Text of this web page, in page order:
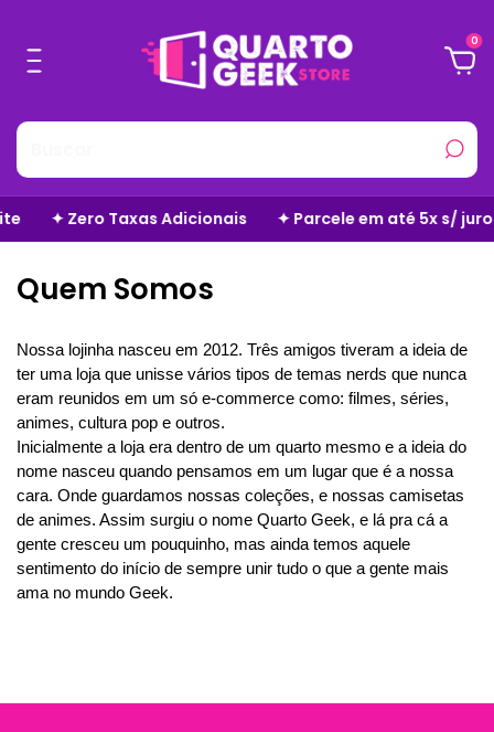
0
✦ Zero Taxas Adicionais ✦ Parcele em até 5x s/ juros
Quem Somos
Nossa lojinha nasceu em 2012. Três amigos tiveram a ideia de
ter uma loja que unisse vários tipos de temas nerds que nunca
eram reunidos em um só e-commerce como: filmes, séries,
animes, cultura pop e outros.
Inicialmente a loja era dentro de um quarto mesmo e a ideia do
nome nasceu quando pensamos em um lugar que é a nossa
cara. Onde guardamos nossas coleções, e nossas camisetas
de animes. Assim surgiu o nome Quarto Geek, e lá pra cá a
gente cresceu um pouquinho, mas ainda temos aquele
sentimento do início de sempre unir tudo o que a gente mais
ama no mundo Geek.